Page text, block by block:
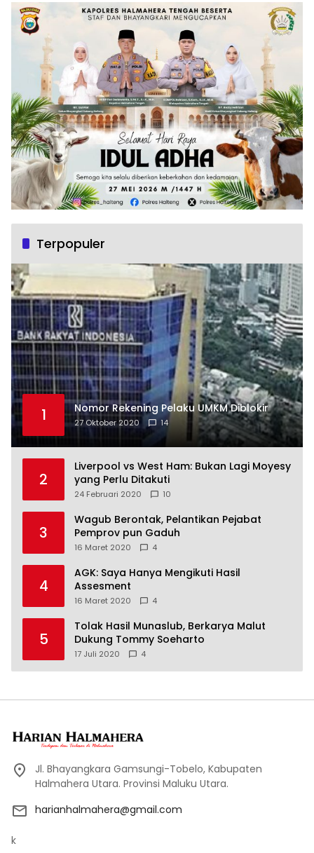
Terpopuler
1 Nomor Rekening Pelaku UMKM Diblokir
27 Oktober 2020 14
2
Liverpool vs West Ham: Bukan Lagi Moyesy
yang Perlu Ditakuti
24 Februari 2020 10
3
Wagub Berontak, Pelantikan Pejabat
Pemprov pun Gaduh
16 Maret 2020 4
4
AGK: Saya Hanya Mengikuti Hasil
Assesment
16 Maret 2020 4
5
Tolak Hasil Munaslub, Berkarya Malut
Dukung Tommy Soeharto
17 Juli 2020 4
Jl. Bhayangkara Gamsungi-Tobelo, Kabupaten
Halmahera Utara. Provinsi Maluku Utara.
harianhalmahera@gmail.com
k